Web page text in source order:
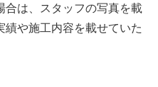
合は、スタッフの写真を載
や施工内容を載せていた